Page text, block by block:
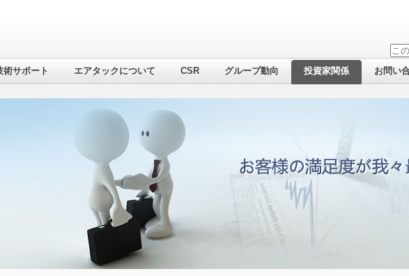
術サポート エアタックについて CSR グループ動向 投資家関係 お問い